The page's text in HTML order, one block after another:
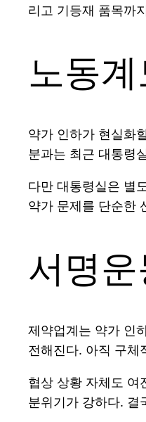
리고 기등재 품목까
노동
약가 인하가 현실화
분과는 최근 대통령
다만 대통령실은 별
약가 문제를 단순한
서명
제약업계는 약가 인
전해진다. 아직 구체
협상 상황 자체도 여
분위기가 강하다. 결